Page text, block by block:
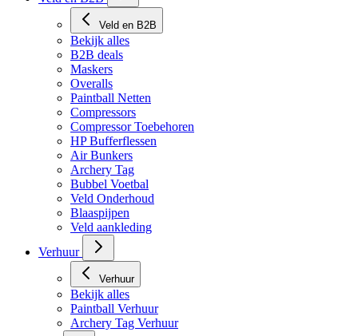
Veld en B2B
Veld en B2B
Bekijk alles
B2B deals
Maskers
Overalls
Paintball Netten
Compressors
Compressor Toebehoren
HP Bufferflessen
Air Bunkers
Archery Tag
Bubbel Voetbal
Veld Onderhoud
Blaaspijpen
Veld aankleding
Verhuur
Bekijk alles
Paintball Verhuur